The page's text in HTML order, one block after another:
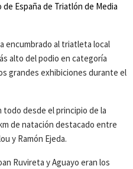
España de Triatlón de Media
encumbrado al triatleta local
alto del podio en categoría
grandes exhibiciones durante el
todo desde el principio de la
de natación destacado entre
y Ramón Ejeda.
Ruvireta y Aguayo eran los